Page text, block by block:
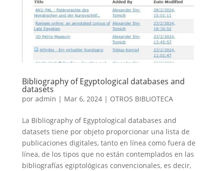
Bibliography of Egyptological databases and
datasets
por admin | Mar 6, 2024| OTROS BIBLIOTECA
La Bibliography of Egyptological databases and
datasets tiene por objeto proporcionar una lista de
publicaciones digitales, tanto en línea como fuera de
línea, de los tipos que no están contemplados en las
bibliografías egiptológicas convencionales, es decir,